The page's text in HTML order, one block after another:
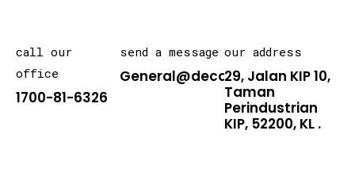
call our
office
1700-81-6326
send a message
General@decarton.asia
our address
29, Jalan KIP 10,
Taman
Perindustrian
KIP, 52200, KL .